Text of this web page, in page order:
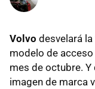
Volvo desvelará la
modelo de acceso
mes de octubre.
imagen de marca